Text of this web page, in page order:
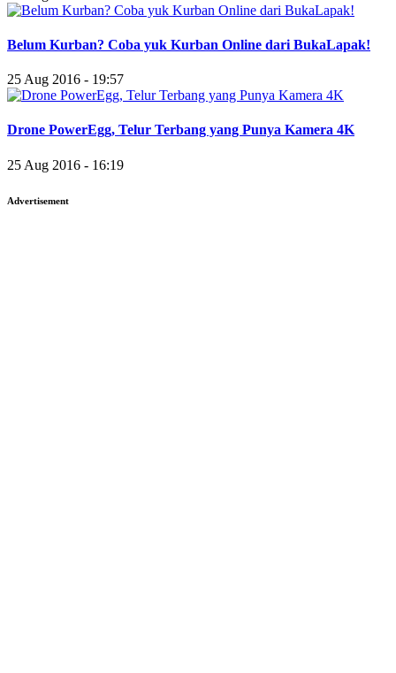
Belum Kurban? Coba yuk Kurban Online dari BukaLapak!
25 Aug 2016 - 19:57
Drone PowerEgg, Telur Terbang yang Punya Kamera 4K
25 Aug 2016 - 16:19
Advertisement